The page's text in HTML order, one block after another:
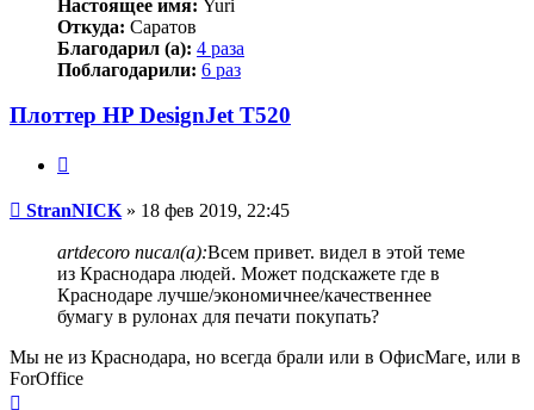
Настоящее имя: Yuri
Откуда: Саратов
Благодарил (а): 4 раза
Поблагодарили: 6 раз
Плоттер HP DesignJet T520
Непрочитанное
StranNICK » 18 фев 2019, 22:45
artdecoro писал(а):Всем привет. видел в этой теме
из Краснодара людей. Может подскажете где в
Краснодаре лучше/экономичнее/качественнее
бумагу в рулонах для печати покупать?
Мы не из Краснодара, но всегда брали или в ОфисМаге, или в
ForOffice